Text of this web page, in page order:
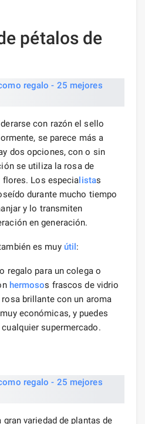
pétalos de
con razón el sello
se parece más a
dos opciones, con o sin
se utiliza la rosa de
flores. Los especialistas
durante mucho tiempo
y lo transmiten
en generación.
es muy útil:
regalo para un colega o
hermosos frascos de vidrio
brillante con un aroma
económicas, y puedes
supermercado.
variedad de plantas de